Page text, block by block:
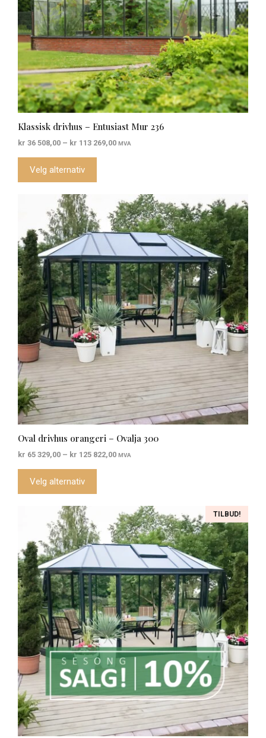
Klassisk drivhus – Entusiast Mur 236
kr 36 508,00 – kr 113 269,00Prisområde:
269,00
MVA
Velg alternativ
produktsiden
Oval drivhus orangeri – Ovalja 300
kr 65 329,00 – kr 125 822,00Prisområde:
822,00
MVA
Velg alternativ
produktet
flere
varianter.
Alternativene
kan
velges
på
produktsiden
TILBUD!
produktet
flere
varianter.
Alternativene
kan
velges
på
produktsiden